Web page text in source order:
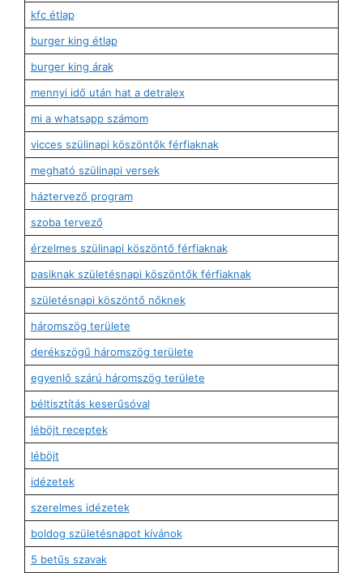
kfc étlap
burger king étlap
burger king árak
mennyi idő után hat a detralex
mi a whatsapp számom
vicces szülinapi köszöntők férfiaknak
megható szülinapi versek
háztervező program
szoba tervező
érzelmes szülinapi köszöntő férfiaknak
pasiknak születésnapi köszöntők férfiaknak
születésnapi köszöntő nőknek
háromszög területe
derékszögű háromszög területe
egyenlő szárú háromszög területe
béltisztítás keserűsóval
léböjt receptek
léböjt
idézetek
szerelmes idézetek
boldog születésnapot kívánok
5 betűs szavak